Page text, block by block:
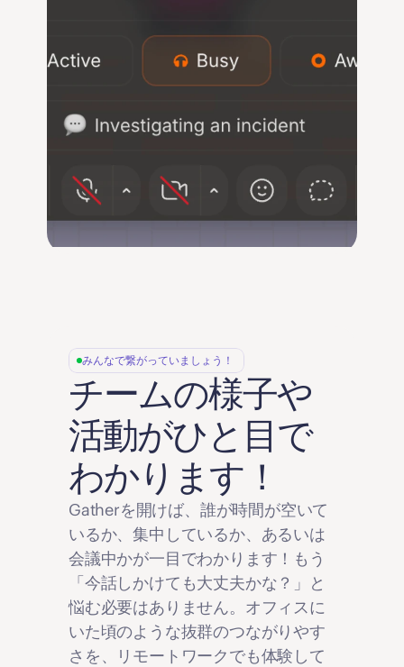
みんなで繋がっていましょう！
チームの様子や
活動がひと目で
わかります！
Gatherを開けば、誰が時間が空いて
いるか、集中しているか、あるいは
会議中かが一目でわかります！もう
「今話しかけても大丈夫かな？」と
悩む必要はありません。オフィスに
いた頃のような抜群のつながりやす
さを、リモートワークでも体験して